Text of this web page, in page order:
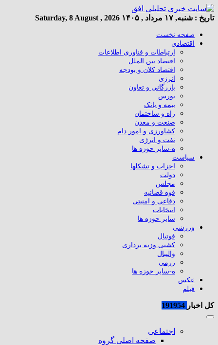
تاریخ : شنبه, ۱۷ مرداد , ۱۴۰۵ Saturday, 8 August , 2026
صفحه نخست
اقتصادی
ارتباطات و فناوری اطلاعات
اقتصاد بین الملل
اقتصاد کلان و بودجه
انرژی
بازرگانی و تعاون
بورس
بیمه و بانک
راه و ساختمان
صنعت و معدن
کشاورزی و امور دام
نفت و انرژی
ه-سایر حوزه ها
سیاست
احزاب و تشکلها
دولت
مجلس
قوه قضائیه
دفاعی و امنیتی
انتخابات
سایر حوزه ها
ورزشی
فوتبال
کشتی وزنه برداری
والیبال
رزمی
ه-سایر حوزه ها
عکس
فیلم
کل اخبار
اجتماعی
صفحه اصلی گروه